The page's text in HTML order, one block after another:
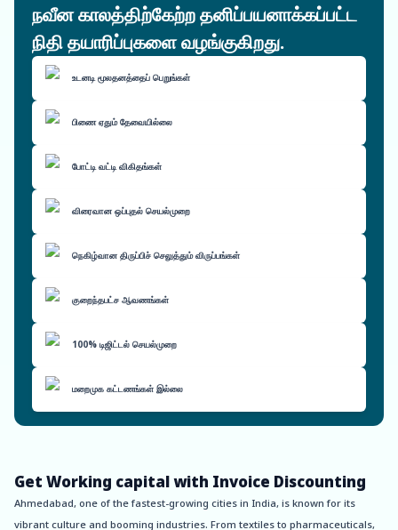
நவீன காலத்திற்கேற்ற தனிப்பயனாக்கப்பட்ட
நிதி தயாரிப்புகளை வழங்குகிறது.
உடனடி மூலதனத்தைப் பெறுங்கள்
பிணை ஏதும் தேவையில்லை
போட்டி வட்டி விகிதங்கள்
விரைவான ஒப்புதல் செயல்முறை
நெகிழ்வான திருப்பிச் செலுத்தும் விருப்பங்கள்
குறைந்தபட்ச ஆவணங்கள்
100% டிஜிட்டல் செயல்முறை
மறைமுக கட்டணங்கள் இல்லை
Get Working capital with Invoice Discounting
Ahmedabad, one of the fastest-growing cities in India, is known for its
vibrant culture and booming industries. From textiles to pharmaceuticals,